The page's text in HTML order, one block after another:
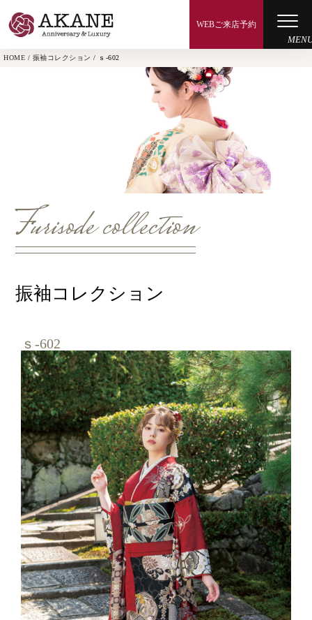
ギャラリー
お知らせ
WEBご来店予約
HOME / 振袖コレクション / ｓ-602
Furisode collection
振袖コレクション
ｓ-602